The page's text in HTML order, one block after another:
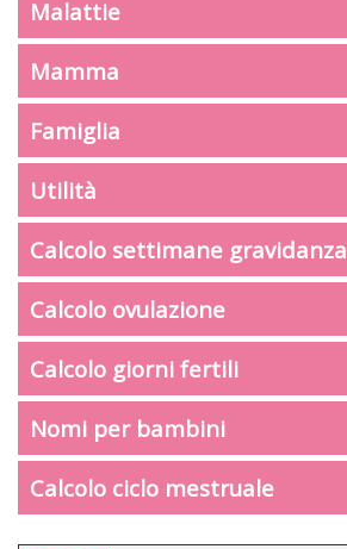
Malattie
Mamma
Famiglia
Utilità
Calcolo settimane gravidanza
Calcolo ovulazione
Calcolo giorni fertili
Nomi per bambini
Calcolo ciclo mestruale